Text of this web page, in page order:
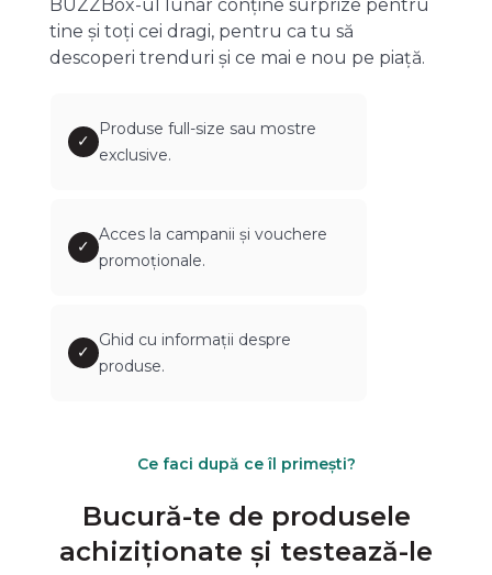
BUZZBox-ul lunar conține surprize pentru
tine și toți cei dragi, pentru ca tu să
descoperi trenduri și ce mai e nou pe piață.
✓
Produse full-size sau mostre
exclusive.
✓
Acces la campanii și vouchere
promoționale.
✓
Ghid cu informații despre
produse.
Ce faci după ce îl primești?
Bucură-te de produsele
achiziționate și testează-le